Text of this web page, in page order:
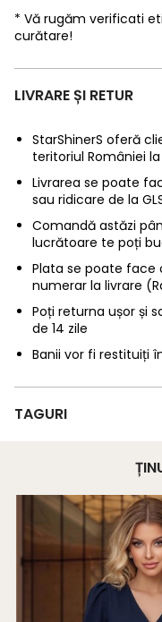
* Vă rugăm verificati
curătare!
LIVRARE ȘI RETUR
StarShinerS oferă
teritoriul României
Livrarea se poate
sau ridicare de la
Comandă astăzi
lucrătoare te poți
Plata se poate face
numerar la livrare
Poți returna ușor și
de 14 zile
Banii vor fi restituiți
TAGURI